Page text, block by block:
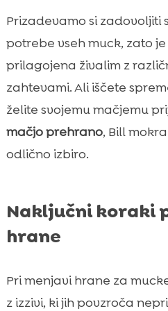
Prizadevamo si zadovoljiti
potrebe vseh muck, zato je
prilagojena živalim z
zahtevami. Ali iščete
želite svojemu mačjemu
mačjo prehrano, Bill
odlično izbiro.
Naključni koraki
hrane
Pri menjavi hrane za
z izzivi, ki jih povzroča